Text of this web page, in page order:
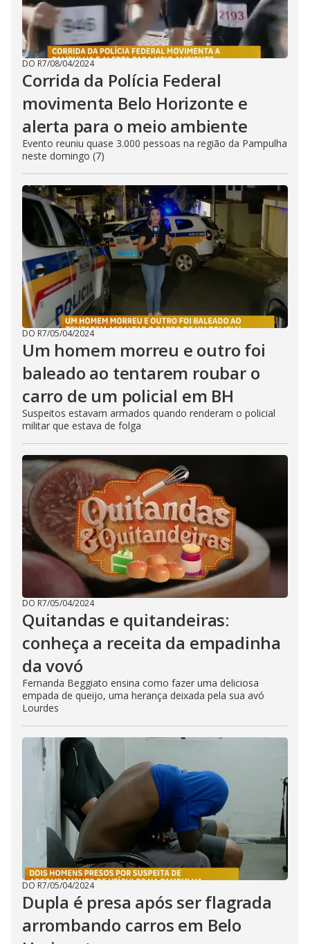
DO R7/08/04/2024
Corrida da Polícia Federal
movimenta Belo Horizonte e
alerta para o meio ambiente
Evento reuniu quase 3.000 pessoas na região da Pampulha
neste domingo (7)
DO R7/05/04/2024
Um homem morreu e outro foi
baleado ao tentarem roubar o
carro de um policial em BH
Suspeitos estavam armados quando renderam o policial
militar que estava de folga
DO R7/05/04/2024
Quitandas e quitandeiras:
conheça a receita da empadinha
da vovó
Fernanda Beggiato ensina como fazer uma deliciosa
empada de queijo, uma herança deixada pela sua avó
Lourdes
DO R7/05/04/2024
Dupla é presa após ser flagrada
arrombando carros em Belo